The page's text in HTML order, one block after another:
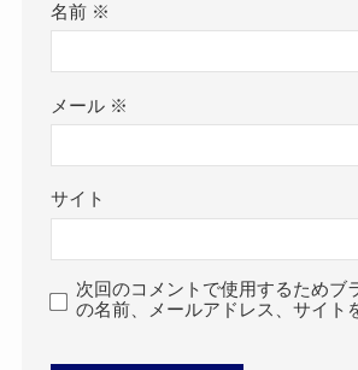
名前 ※
メール ※
サイト
次回のコメントで使用するためブ
の名前、メールアドレス、サイト